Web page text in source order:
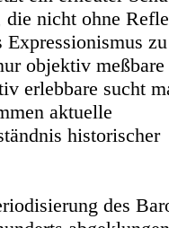
nicht ohne
Expressionismus zu
objektiv meßbare
erlebbare sucht
aktuelle
historischer
des